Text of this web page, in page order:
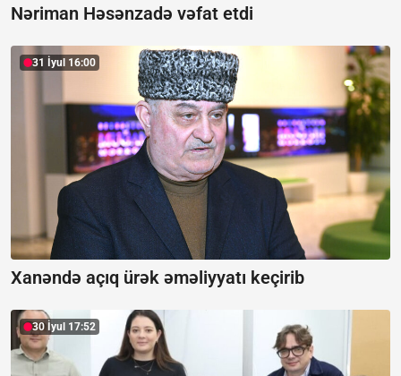
Nəriman Həsənzadə vəfat etdi
31 İyul 16:00
Xanəndə açıq ürək əməliyyatı keçirib
30 İyul 17:52